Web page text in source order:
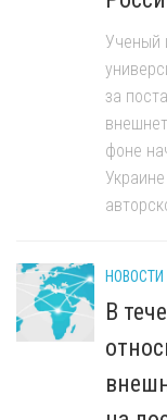
Ученый
за
фоне
НОВОСТИ
В